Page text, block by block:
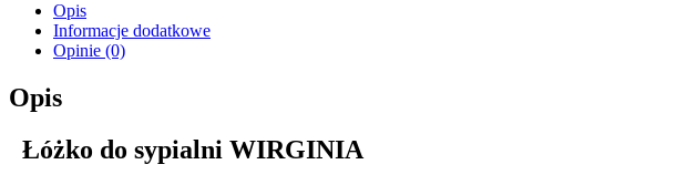
Opis
Informacje dodatkowe
Opinie (0)
Opis
Łóżko do sypialni WIRGINIA